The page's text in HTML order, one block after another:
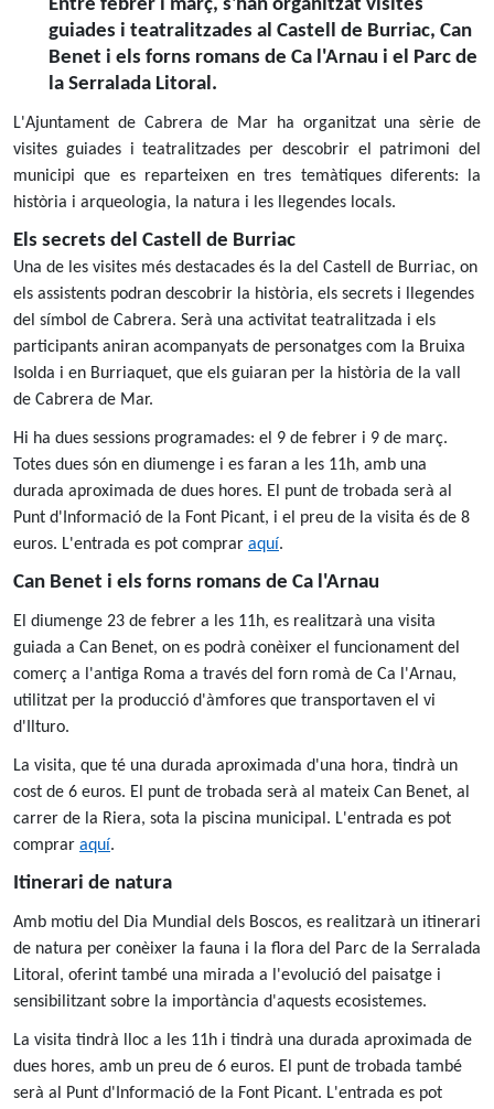
Entre febrer i març, s'han organitzat visites
guiades i teatralitzades al Castell de Burriac, Can
Benet i els forns romans de Ca l'Arnau i el Parc de
la Serralada Litoral.
L'Ajuntament de Cabrera de Mar ha organitzat una sèrie de
visites guiades i teatralitzades per descobrir el patrimoni del
municipi que es reparteixen en tres temàtiques diferents: la
història i arqueologia, la natura i les llegendes locals.
Els secrets del Castell de Burriac
Una de les visites més destacades és la del Castell de Burriac, on
els assistents podran descobrir la història, els secrets i llegendes
del símbol de Cabrera. Serà una activitat teatralitzada i els
participants aniran acompanyats de personatges com la Bruixa
Isolda i en Burriaquet, que els guiaran per la història de la vall
de Cabrera de Mar.
Hi ha dues sessions programades: el 9 de febrer i 9 de març.
Totes dues són en diumenge i es faran a les 11h, amb una
durada aproximada de dues hores. El punt de trobada serà al
Punt d'Informació de la Font Picant, i el preu de la visita és de 8
euros. L'entrada es pot comprar aquí.
Can Benet i els forns romans de Ca l'Arnau
El diumenge 23 de febrer a les 11h, es realitzarà una visita
guiada a Can Benet, on es podrà conèixer el funcionament del
comerç a l'antiga Roma a través del forn romà de Ca l'Arnau,
utilitzat per la producció d'àmfores que transportaven el vi
d'Ilturo.
La visita, que té una durada aproximada d'una hora, tindrà un
cost de 6 euros. El punt de trobada serà al mateix Can Benet, al
carrer de la Riera, sota la piscina municipal. L'entrada es pot
comprar aquí.
Itinerari de natura
Amb motiu del Dia Mundial dels Boscos, es realitzarà un itinerari
de natura per conèixer la fauna i la flora del Parc de la Serralada
Litoral, oferint també una mirada a l'evolució del paisatge i
sensibilitzant sobre la importància d'aquests ecosistemes.
La visita tindrà lloc a les 11h i tindrà una durada aproximada de
dues hores, amb un preu de 6 euros. El punt de trobada també
serà al Punt d'Informació de la Font Picant. L'entrada es pot